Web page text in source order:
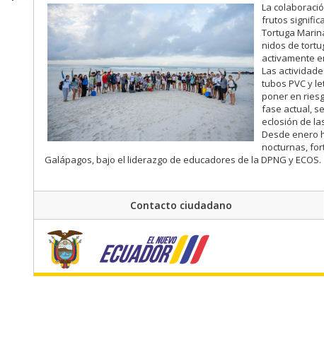
La
frutos
Tortuga
nidos de
activamente
Las
tubos PVC y
poner en
fase actual,
eclosión de
Desde enero
nocturnas,
Galápagos, bajo el liderazgo de educadores de la DPNG y ECOS.
Contacto ciudadano